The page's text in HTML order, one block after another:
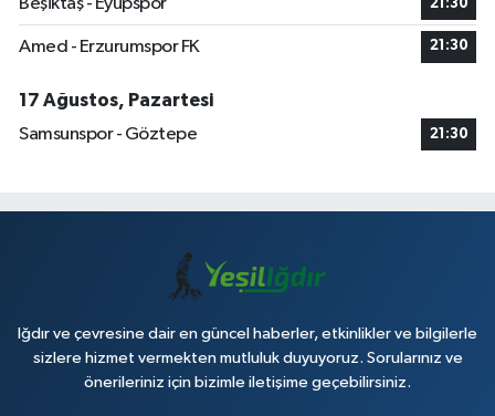
Beşiktaş - Eyüpspor 21:30
Amed - Erzurumspor FK 21:30
17 Ağustos, Pazartesi
Samsunspor - Göztepe
21:30
Iğdır ve çevresine dair en güncel haberler, etkinlikler ve bilgilerle
sizlere hizmet vermekten mutluluk duyuyoruz. Sorularınız ve
önerileriniz için bizimle iletişime geçebilirsiniz.